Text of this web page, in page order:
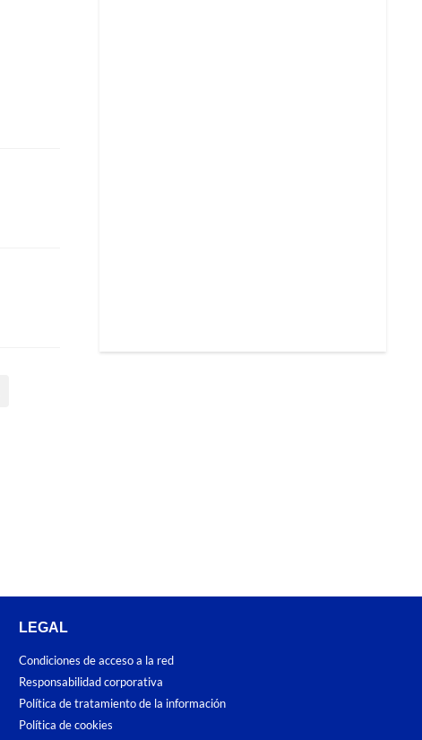
LEGAL
Condiciones de acceso a la red
Responsabilidad corporativa
Política de tratamiento de la información
Política de cookies